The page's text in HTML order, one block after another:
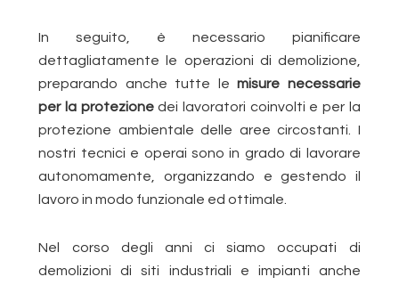
In seguito, è necessario pianificare
dettagliatamente le operazioni di demolizione,
preparando anche tutte lemisure necessarie
per la protezionedei lavoratori coinvolti e per la
protezione ambientale delle aree circostanti. I
nostri tecnici e operai sono in grado di lavorare
autonomamente, organizzando e gestendo il
lavoro in modo funzionale ed ottimale.
Nel corso degli anni ci siamo occupati di
demolizioni di siti industriali e impianti anche